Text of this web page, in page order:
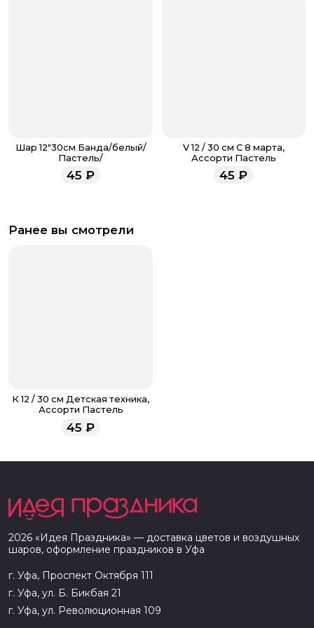
Шар 12"30см Банда/белый/
Пастель/
45 ₽
V 12 / 30 см С 8 марта,
Ассорти Пастель
45 ₽
Ранее вы смотрели
К 12 / 30 см Детская техника,
Ассорти Пастель
45 ₽
2026 «Идея Праздника» — доставка цветов и воздушных
шаров, оформление праздников в Уфа
г. Уфа, Проспект Октября 111
г. Уфа, ул. Б. Бикбая 21
г. Уфа, ул. Революционная 109